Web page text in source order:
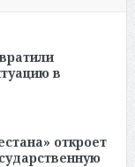
в
откроет